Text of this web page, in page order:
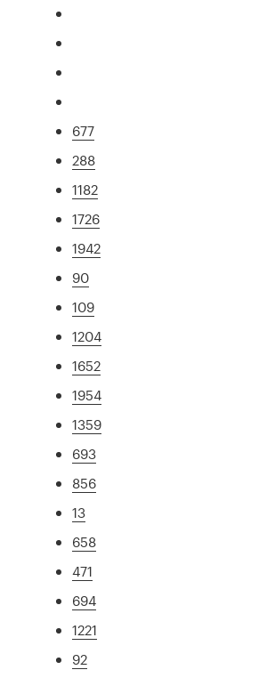
677
288
1182
1726
1942
90
109
1204
1652
1954
1359
693
856
13
658
471
694
1221
92